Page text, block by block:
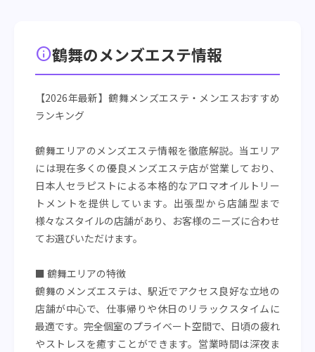
info鶴舞のメンズエステ情報
【2026年最新】鶴舞メンズエステ・メンエスおすすめ
ランキング
鶴舞エリアのメンズエステ情報を徹底解説。当エリア
には現在多くの優良メンズエステ店が営業しており、
日本人セラピストによる本格的なアロマオイルトリー
トメントを提供しています。出張型から店舗型まで
様々なスタイルの店舗があり、お客様のニーズに合わせ
てお選びいただけます。
■ 鶴舞エリアの特徴
鶴舞のメンズエステは、駅近でアクセス良好な立地の
店舗が中心で、仕事帰りや休日のリラックスタイムに
最適です。完全個室のプライベート空間で、日頃の疲れ
やストレスを癒すことができます。営業時間は深夜ま